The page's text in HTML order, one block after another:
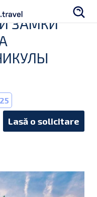
ЗАМКИ
Lasă o solicitare